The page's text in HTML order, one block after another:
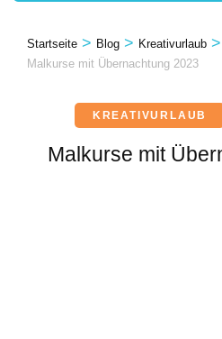
Startseite > Blog > Kreativurlaub >
Malkurse mit Übernachtung 2023
KREATIVURLAUB
Malkurse mit